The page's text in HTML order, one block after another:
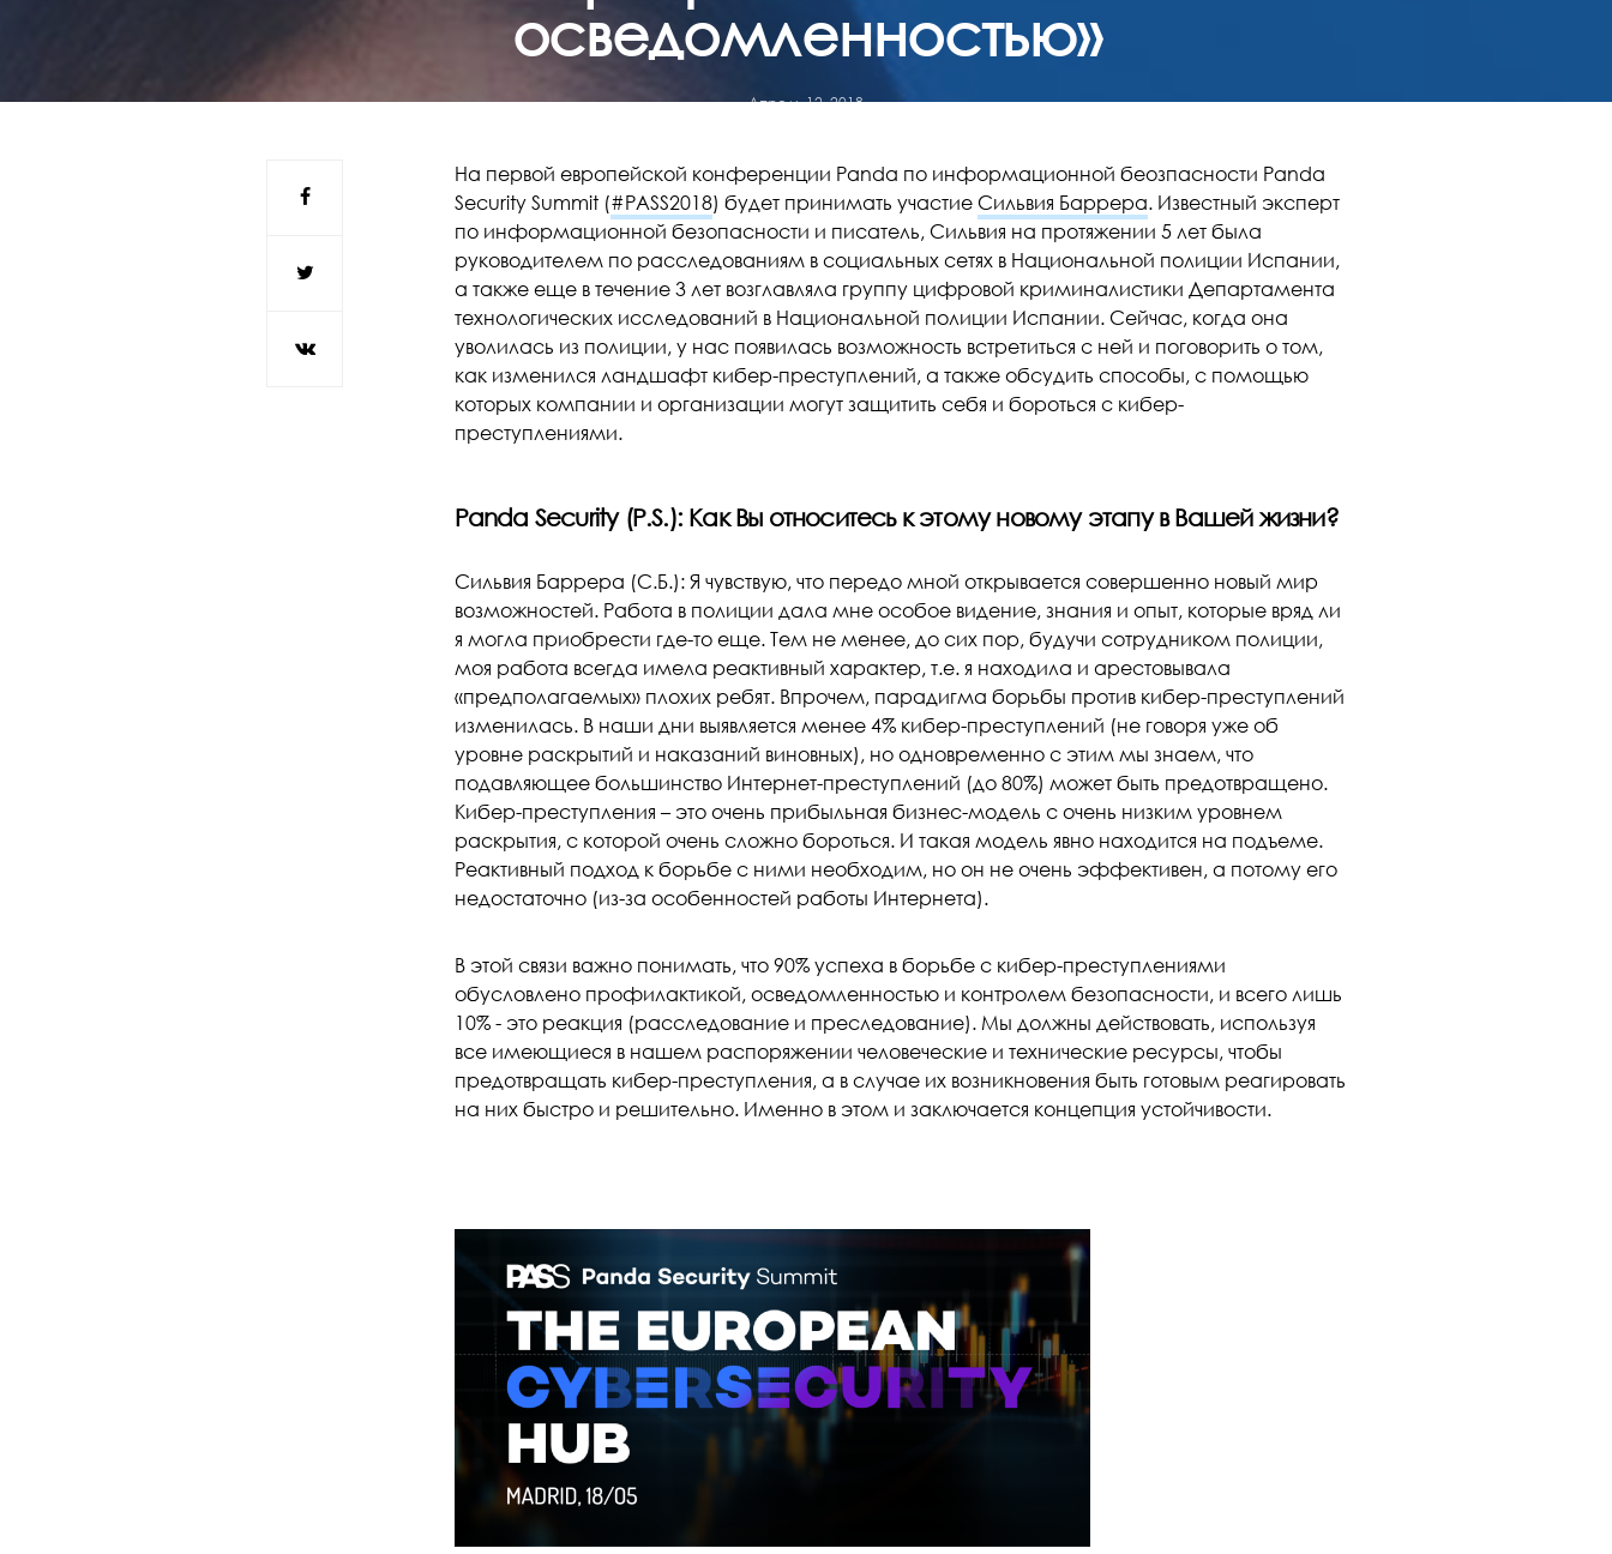
осведомленностью»
Апрель 12, 2018
На первой европейской конференции Panda по информационной беозпасности Panda
Security Summit (#PASS2018) будет принимать участие Сильвия Баррера. Известный эксперт
по информационной безопасности и писатель, Сильвия на протяжении 5 лет была
руководителем по расследованиям в социальных сетях в Национальной полиции Испании,
а также еще в течение 3 лет возглавляла группу цифровой криминалистики Департамента
технологических исследований в Национальной полиции Испании. Сейчас, когда она
уволилась из полиции, у нас появилась возможность встретиться с ней и поговорить о том,
как изменился ландшафт кибер-преступлений, а также обсудить способы, с помощью
которых компании и организации могут защитить себя и бороться с кибер-
преступлениями.
Panda Security (P.S.): Как Вы относитесь к этому новому этапу в Вашей жизни?
Сильвия Баррера (С.Б.): Я чувствую, что передо мной открывается совершенно новый мир
возможностей. Работа в полиции дала мне особое видение, знания и опыт, которые вряд ли
я могла приобрести где-то еще. Тем не менее, до сих пор, будучи сотрудником полиции,
моя работа всегда имела реактивный характер, т.е. я находила и арестовывала
«предполагаемых» плохих ребят. Впрочем, парадигма борьбы против кибер-преступлений
изменилась. В наши дни выявляется менее 4% кибер-преступлений (не говоря уже об
уровне раскрытий и наказаний виновных), но одновременно с этим мы знаем, что
подавляющее большинство Интернет-преступлений (до 80%) может быть предотвращено.
Кибер-преступления – это очень прибыльная бизнес-модель с очень низким уровнем
раскрытия, с которой очень сложно бороться. И такая модель явно находится на подъеме.
Реактивный подход к борьбе с ними необходим, но он не очень эффективен, а потому его
недостаточно (из-за особенностей работы Интернета).
В этой связи важно понимать, что 90% успеха в борьбе с кибер-преступлениями
обусловлено профилактикой, осведомленностью и контролем безопасности, и всего лишь
10% - это реакция (расследование и преследование). Мы должны действовать, используя
все имеющиеся в нашем распоряжении человеческие и технические ресурсы, чтобы
предотвращать кибер-преступления, а в случае их возникновения быть готовым реагировать
на них быстро и решительно. Именно в этом и заключается концепция устойчивости.